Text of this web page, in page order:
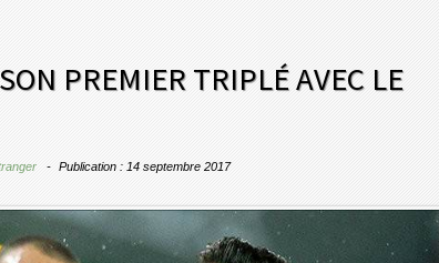
PREMIER TRIPLÉ AVEC LE
Publication : 14 septembre 2017